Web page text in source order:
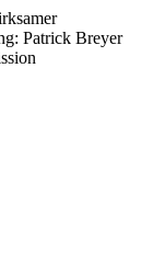
Patrick Breyer